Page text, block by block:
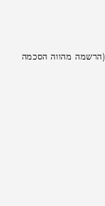
מהווה הסכמה